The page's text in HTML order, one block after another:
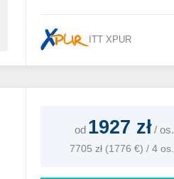
ITT XPUR
od 1927 zł/ os.
7705 zł (1776 €) / 4 os.